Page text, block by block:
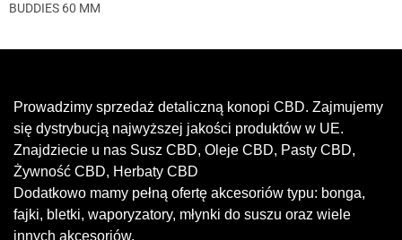
BUDDIES 60 MM
Prowadzimy sprzedaż detaliczną konopi CBD. Zajmujemy
się dystrybucją najwyższej jakości produktów w UE.
Znajdziecie u nas Susz CBD, Oleje CBD, Pasty CBD,
Żywność CBD, Herbaty CBD
Dodatkowo mamy pełną ofertę akcesoriów typu: bonga,
fajki, bletki, waporyzatory, młynki do suszu oraz wiele
innych akcesoriów.